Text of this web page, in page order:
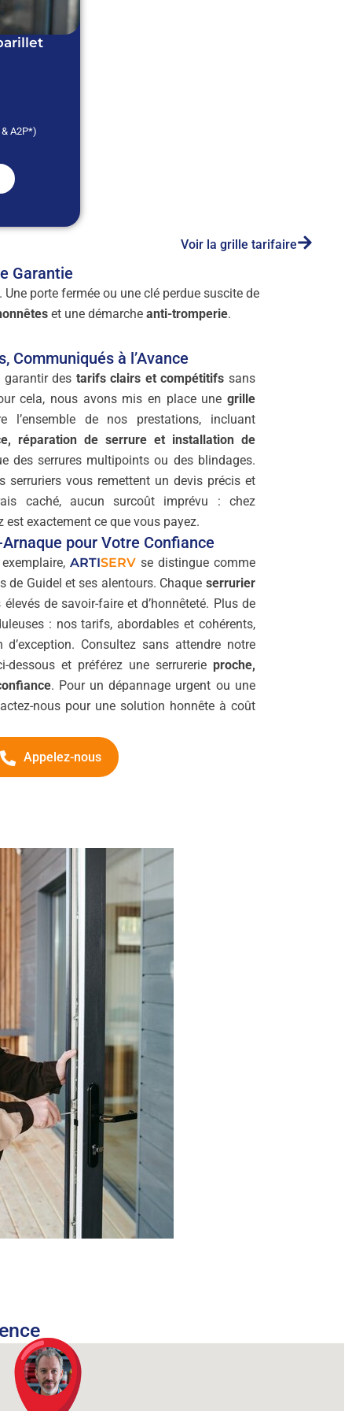
A2P*)
Voir la grille tarifaire
Garantie
. Une porte fermée ou une clé perdue suscite de
et une démarche anti-tromperie.
Communiqués à l’Avance
des tarifs clairs et compétitifs sans
cela, nous avons mis en place une grille
l’ensemble de nos prestations, incluant
réparation de serrure et installation de
des serrures multipoints ou des blindages.
serruriers vous remettent un devis précis et
caché, aucun surcoût imprévu : chez
est exactement ce que vous payez.
pour Votre Confiance
ARTISERV se distingue comme
de Guidel et ses alentours. Chaque serrurier
de savoir-faire et d’honnêteté. Plus de
: nos tarifs, abordables et cohérents,
Consultez sans attendre notre
dessous et préférez une serrurerie proche,
. Pour un dépannage urgent ou une
nous pour une solution honnête à coût
Appelez-nous